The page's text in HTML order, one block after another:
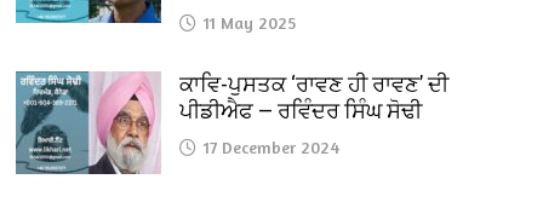
11 May 2025
ਕਾਵਿ-ਪੁਸਤਕ ‘ਰਾਵਣ ਹੀ ਰਾਵਣ’ ਦੀ
ਪੀਡੀਐਫ — ਰਵਿੰਦਰ ਸਿੰਘ ਸੋਢੀ
17 December 2024